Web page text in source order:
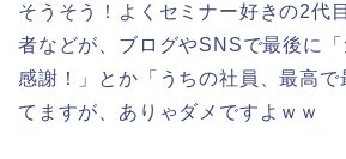
そうそう！よくセミナー好きの2代
者などが、ブログやSNSで最後に
感謝！」とか「うちの社員、最高で
てますが、ありゃダメですよｗｗ